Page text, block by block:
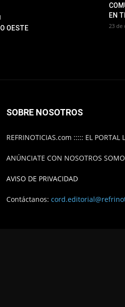
OESTE
EN
23 de
SOBRE NOSOTROS
REFRINOTICIAS.com ::::: EL
ANÚNCIATE CON NOSOTROS
AVISO DE PRIVACIDAD
Contáctanos: